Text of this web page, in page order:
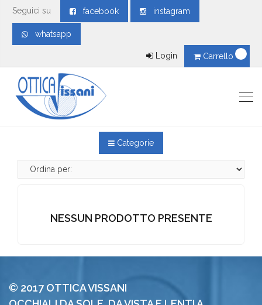
Seguici su facebook instagram
whatsapp
Carrello
Login
Categorie
NESSUN PRODOTTO PRESENTE
© 2017 OTTICA VISSANI